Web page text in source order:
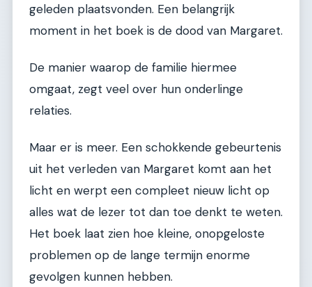
geleden plaatsvonden. Een belangrijk
moment in het boek is de dood van Margaret.
De manier waarop de familie hiermee
omgaat, zegt veel over hun onderlinge
relaties.
Maar er is meer. Een schokkende gebeurtenis
uit het verleden van Margaret komt aan het
licht en werpt een compleet nieuw licht op
alles wat de lezer tot dan toe denkt te weten.
Het boek laat zien hoe kleine, onopgeloste
problemen op de lange termijn enorme
gevolgen kunnen hebben.